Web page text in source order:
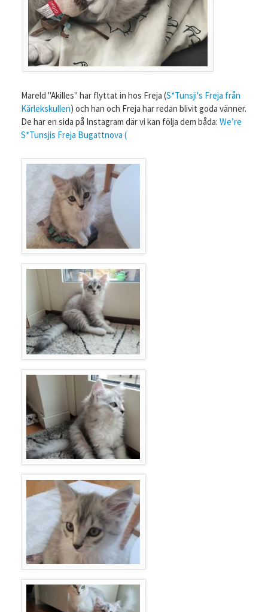
Mareld "Akilles" har flyttat in hos Freja (S*Tunsji's Freja från
Kärlekskullen) och han och Freja har redan blivit goda vänner.
De har en sida på Instagram där vi kan följa dem båda: We’re
S*Tunsjis Freja Bugattnova (